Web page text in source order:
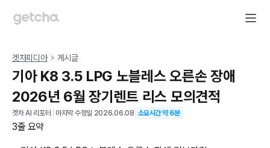
겟차피디아 게시글
기아 K8 3.5 LPG 노블레스 오른손 장애
2026년 6월 장기렌트 리스 모의견적
겟차 AI 리포터 마지막 수정일 2026.06.08 소요시간 약6분
3줄 요약